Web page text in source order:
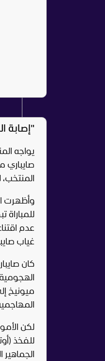
"إصابة
يواجه
المنتخب،
وأظهرت
عدم
غياب
كان
لكن